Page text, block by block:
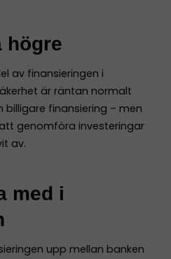
högre
av finansieringen i
är räntan normalt
billigare finansiering – men
genomföra investeringar
av.
med i
upp mellan banken